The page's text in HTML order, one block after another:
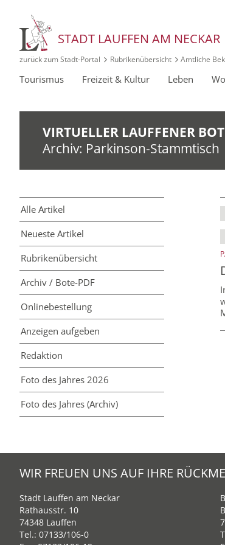
STADT LAUFFEN AM NECKAR
zurück zum Stadt‑Portal Rubrikenübersicht Amtliche
Tourismus Freizeit & Kultur Leben
VIRTUELLER LAUFFENER
Archiv: Parkinson-Stammtisch
Alle Artikel
Neueste Artikel
Rubriken­übersicht
Archiv / Bote-PDF
Online­bestellung
Anzeigen aufgeben
Redaktion
Foto des Jahres 2026
Foto des Jahres (Archiv)
WIR FREUEN UNS AUF IHRE
Stadt Lauffen am Neckar
Rathausstr. 10
74348 Lauffen
Tel.: 07133/106-0